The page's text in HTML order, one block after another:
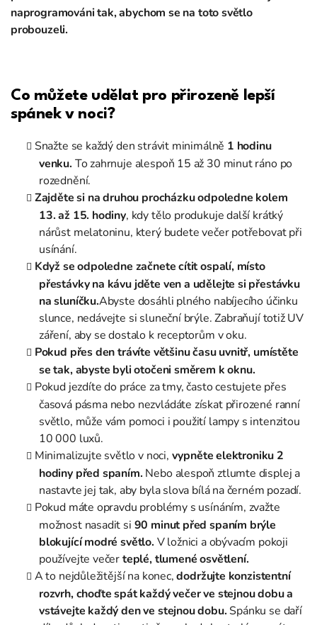
naprogramováni tak, abychom se na toto světlo
probouzeli.
Co můžete udělat pro přirozeně lepší
spánek v noci?
Snažte se každý den strávit minimálně 1 hodinu
venku. To zahrnuje alespoň 15 až 30 minut ráno po
rozednění.
Zajděte si na druhou procházku odpoledne kolem
13. až 15. hodiny, kdy tělo produkuje další krátký
nárůst melatoninu, který budete večer potřebovat při
usínání.
Když se odpoledne začnete cítit ospalí, místo
přestávky na kávu jděte ven a udělejte si přestávku
na sluníčku.Abyste dosáhli plného nabíjecího účinku
slunce, nedávejte si sluneční brýle. Zabraňují totiž UV
záření, aby se dostalo k receptorům v oku.
Pokud přes den trávíte většinu času uvnitř, umístěte
se tak, abyste byli otočeni směrem k oknu.
Pokud jezdíte do práce za tmy, často cestujete přes
časová pásma nebo nezvládáte získat přirozené ranní
světlo, může vám pomoci i použití lampy s intenzitou
10 000 luxů.
Minimalizujte světlo v noci, vypněte elektroniku 2
hodiny před spaním. Nebo alespoň ztlumte displej a
nastavte jej tak, aby byla slova bílá na černém pozadí.
Pokud máte opravdu problémy s usínáním, zvažte
možnost nasadit si 90 minut před spaním brýle
blokující modré světlo. V ložnici a obývacím pokoji
používejte večerteplé, tlumené osvětlení.
A to nejdůležitější na konec,dodržujte konzistentní
rozvrh, choďte spát každý večer ve stejnou dobu a
vstávejte každý den ve stejnou dobu.Spánku se daří